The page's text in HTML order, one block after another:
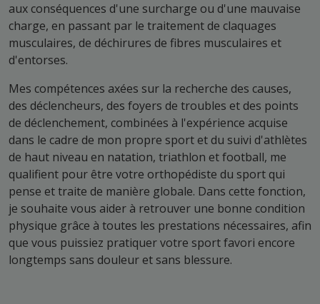
aux conséquences d'une surcharge ou d'une mauvaise
charge, en passant par le traitement de claquages
musculaires, de déchirures de fibres musculaires et
d'entorses.
Mes compétences axées sur la recherche des causes,
des déclencheurs, des foyers de troubles et des points
de déclenchement, combinées à l'expérience acquise
dans le cadre de mon propre sport et du suivi d'athlètes
de haut niveau en natation, triathlon et football, me
qualifient pour être votre orthopédiste du sport qui
pense et traite de manière globale. Dans cette fonction,
je souhaite vous aider à retrouver une bonne condition
physique grâce à toutes les prestations nécessaires, afin
que vous puissiez pratiquer votre sport favori encore
longtemps sans douleur et sans blessure.